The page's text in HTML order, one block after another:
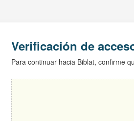
Verificación de
Para continuar hacia Biblat, confirme